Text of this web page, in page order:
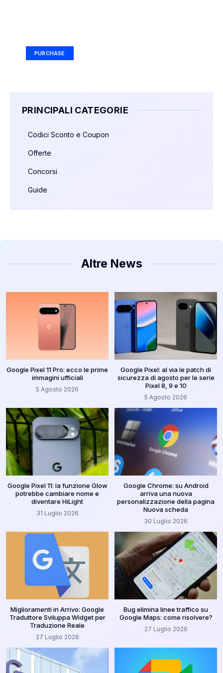
PURCHASE
PRINCIPALI CATEGORIE
Codici Sconto e Coupon
Offerte
Concorsi
Guide
Altre News
Google Pixel 11 Pro: ecco le prime
immagini ufficiali
5 Agosto 2026
Google Pixel: al via le patch di
sicurezza di agosto per le serie
Pixel 8, 9 e 10
5 Agosto 2026
Google Pixel 11: la funzione Glow
potrebbe cambiare nome e
diventare HiLight
31 Luglio 2026
Google Chrome: su Android
arriva una nuova
personalizzazione della pagina
Nuova scheda
30 Luglio 2026
Miglioramenti in Arrivo: Google
Traduttore Sviluppa Widget per
Traduzione Reale
27 Luglio 2026
Bug elimina linee traffico su
Google Maps: come risolvere?
27 Luglio 2026